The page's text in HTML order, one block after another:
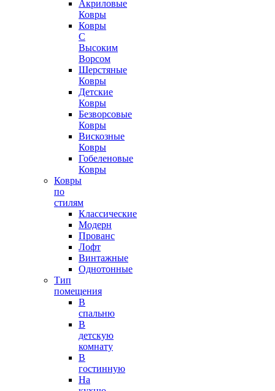
Акриловые
Ковры
Ковры
С
Высоким
Ворсом
Шерстяные
Ковры
Детские
Ковры
Безворсовые
Ковры
Вискозные
Ковры
Гобеленовые
Ковры
Ковры
по
стилям
Классические
Модерн
Прованс
Лофт
Винтажные
Однотонные
Тип
помещения
В
спальню
В
детскую
комнату
В
гостинную
На